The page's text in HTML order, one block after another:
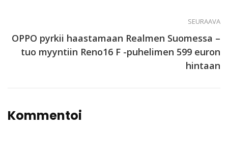
SEURAAVA
OPPO pyrkii haastamaan Realmen Suomessa –
tuo myyntiin Reno16 F -puhelimen 599 euron
hintaan
Kommentoi